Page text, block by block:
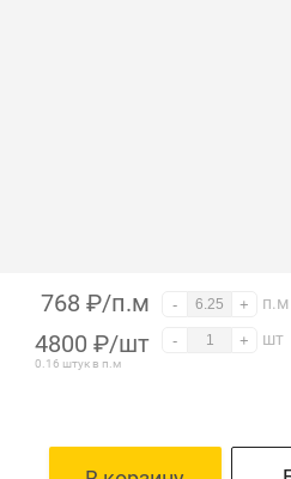
768 ₽/п.м - + п.м
4800 ₽/шт
0.16 штук в п.м
- + шт